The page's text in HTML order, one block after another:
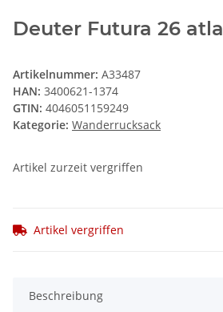
Deuter Futura 26
Artikelnummer: A33487
HAN: 3400621-1374
GTIN: 4046051159249
Kategorie: Wanderrucksack
Artikel zurzeit vergriffen
Artikel vergriffen
Beschreibung